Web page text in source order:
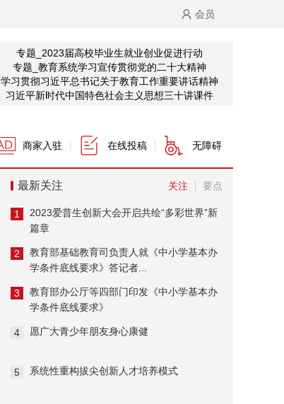
专题_2023届高校毕业生就业创业促进行动
专题_教育系统学习宣传贯彻党的二十大精神
学习贯彻习近平总书记关于教育工作重要讲话精神
习近平新时代中国特色社会主义思想三十讲课件
会员
商家入驻 在线投稿 无障碍
最新关注 关注 要点
1
2023爱普生创新大会开启共绘“多彩世界”新
篇章
2
教育部基础教育司负责人就《中小学基本办
学条件底线要求》答记者...
3
教育部办公厅等四部门印发《中小学基本办
学条件底线要求》
4 愿广大青少年朋友身心康健
5 系统性重构拔尖创新人才培养模式